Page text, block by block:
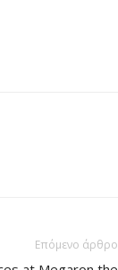
Επόμενο άρθρο